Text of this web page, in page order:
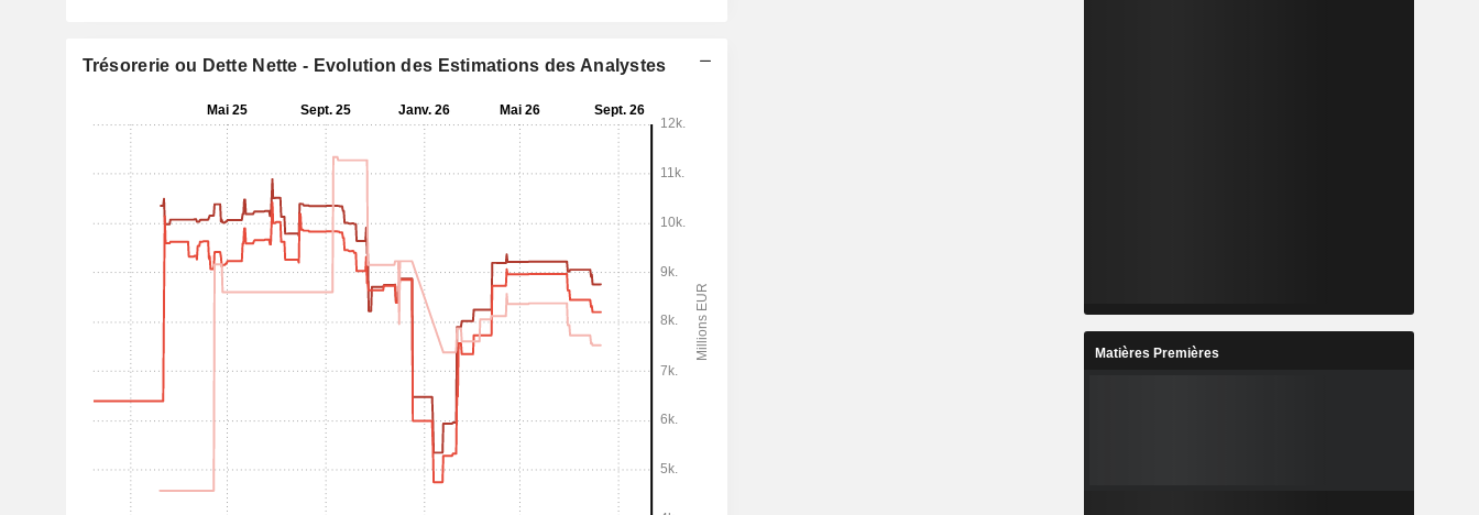
Trésorerie ou Dette Nette - Evolution des Estimations des Analystes
Matières Premières